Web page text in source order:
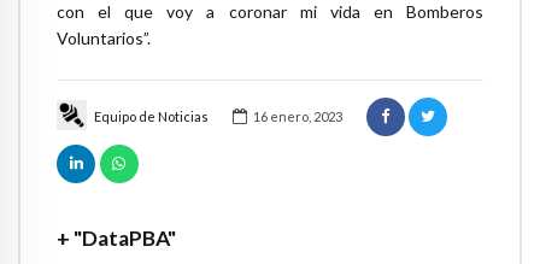
Equipo de Noticias 16 enero, 2023
+ "DataPBA"
con el que voy a coronar mi vida en Bomberos
Voluntarios”.